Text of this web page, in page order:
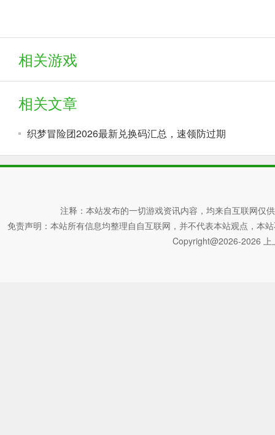
相关游戏
相关文章
织梦冒险团2026最新兑换码汇总，速领防过期
注释：本站发布的一切游戏资讯内容，均来自互联网仅
免责声明：本站所有信息均整理自自互联网，并不代表本站观点，本
Copyright@2026-2026